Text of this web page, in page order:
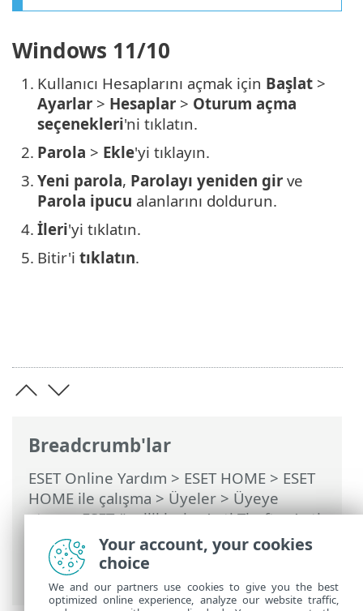
Breadcrumb'lar
ESET Online Yardım > ESET HOME > ESET
HOME ile çalışma>Üyeler>Üyeye
atanan ESET özellikleri>Anti-Theft>Anti-
Theft tarafından korunan cihazlar>En
İyileştirme> Windows kullanıcıları >
Windows hesapları parolayla korunmuyor
Windows 11/10
1. Kullanıcı Hesaplarını açmak için Başlat >
Ayarlar > Hesaplar > Oturum açma
seçenekleri'ni tıklatın.
2. Parola > Ekle'yi tıklayın.
3. Yeni parola, Parolayı yeniden gir ve
Parola ipucu alanlarını doldurun.
4. İleri'yi tıklatın.
5. Bitir'i tıklatın.
Your account, your cookies
choice
We and our partners use cookies to give you the best
optimized online experience, analyze our website traffic,